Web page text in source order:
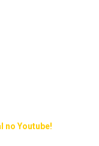
no Youtube!